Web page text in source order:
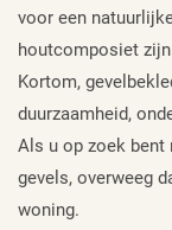
voor een
houtcomposiet
Kortom,
duurzaamheid,
Als u op zoek bent
gevels, overweeg
woning.